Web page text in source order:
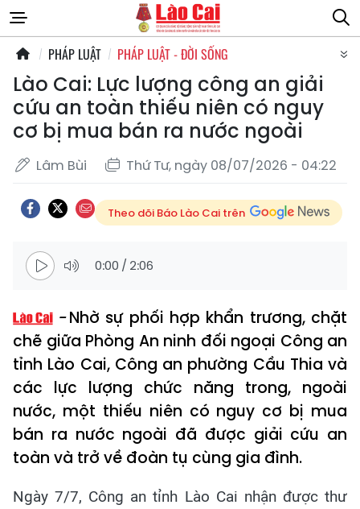
PHÁP LUẬT PHÁP LUẬT - ĐỜI SỐNG
Lào Cai: Lực lượng công an giải
cứu an toàn thiếu niên có nguy
cơ bị mua bán ra nước ngoài
Lâm Bùi Thứ Tư, ngày 08/07/2026 - 04:22
Theo dõi Báo Lào Cai trên
0:00 / 2:06
Nhờ sự phối hợp khẩn trương, chặt
chẽ giữa Phòng An ninh đối ngoại Công an
tỉnh Lào Cai, Công an phường Cầu Thia và
các lực lượng chức năng trong, ngoài
nước, một thiếu niên có nguy cơ bị mua
bán ra nước ngoài đã được giải cứu an
toàn và trở về đoàn tụ cùng gia đình.
Ngày 7/7, Công an tỉnh Lào Cai nhận được thư